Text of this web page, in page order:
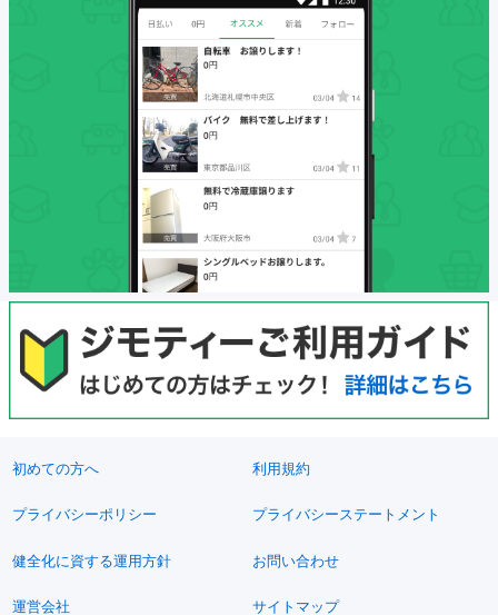
初めての方へ 利用規約
プライバシーポリシー プライバシーステートメント
健全化に資する運用方針 お問い合わせ
運営会社 サイトマップ